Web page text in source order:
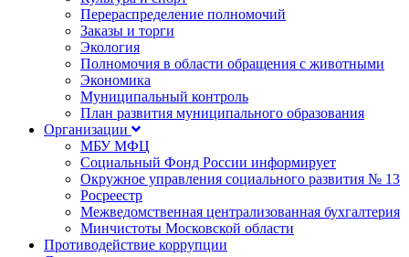
Перераспределение полномочий
Заказы и торги
Экология
Полномочия в области обращения с животными
Экономика
Муниципальный контроль
План развития муниципального образования
Организации
МБУ МФЦ
Социальный Фонд России информирует
Окружное управления социального развития № 13
Росреестр
Межведомственная централизованная бухгалтерия
Минчистоты Московской области
Противодействие коррупции